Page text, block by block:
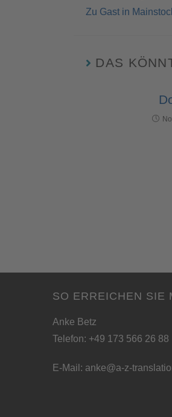
Zu Gast in
DAS
SO ERREICHEN SIE
Anke Betz
Telefon: +49 173 566 26 88
E-Mail: anke@a-z-